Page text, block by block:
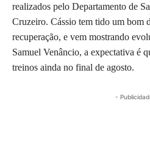
realizados pelo Departamento de
Cruzeiro. Cássio tem tido um bom
recuperação, e vem mostrando
Samuel Venâncio, a expectativa é
treinos ainda no final de agosto.
-